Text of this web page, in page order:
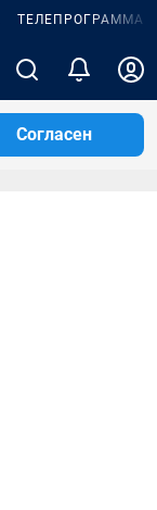
ТЕЛЕПРОГРАММА
Согласен